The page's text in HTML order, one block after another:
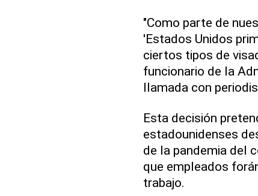
"Como parte de
'Estados Unidos
ciertos tipos de
funcionario de la
llamada con
Esta decisión
estadounidenses
de la pandemia del
que empleados
trabajo.